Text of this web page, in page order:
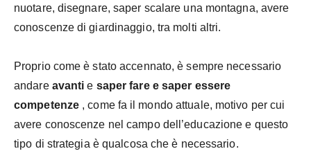
nuotare, disegnare, saper scalare una montagna, avere
conoscenze di giardinaggio, tra molti altri.
Proprio come è stato accennato, è sempre necessario
andare avanti e saper fare e saper essere
competenze , come fa il mondo attuale, motivo per cui
avere conoscenze nel campo dell’educazione e questo
tipo di strategia è qualcosa che è necessario.